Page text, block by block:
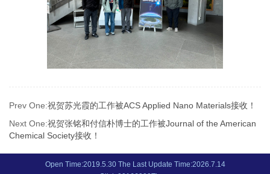
Prev One:祝贺苏光霞的工作被ACS Applied Nano Materials接收！
Next One:祝贺张铭和付信朴博士的工作被Journal of the American
Chemical Society接收！
Open Time:2019.5.30 The Last Update Time:2026.7.14